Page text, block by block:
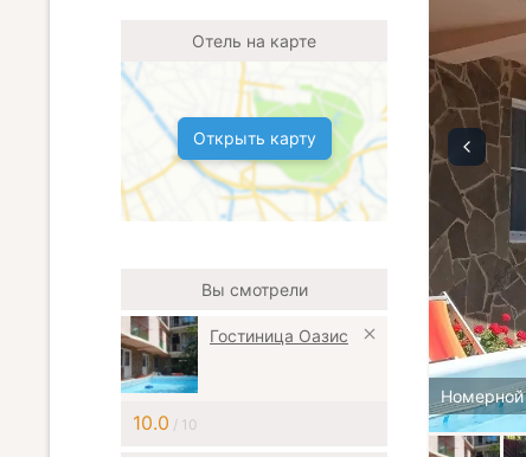
Отель на карте
Открыть карту
Вы смотрели
Гостиница Оазис
10.0 / 10